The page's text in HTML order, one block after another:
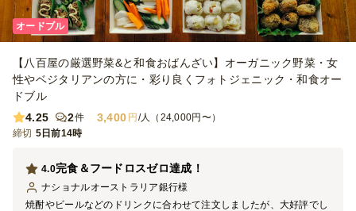
オードブル
【八百屋の厳選野菜&と和食おばんざい】オーガニック野菜・女
性やベジタリアンの方に・彩り良くフォトジェニック・和食オー
ドブル
4.25
2件 3,400 円 /人（24,000円〜）
締切 5日前14時
完食＆フードロスゼロ達成！
4.0
ナショナルオーストラリア銀行様
焼酎やビールなどのドリンクに合わせて注文しましたが、大好評でし